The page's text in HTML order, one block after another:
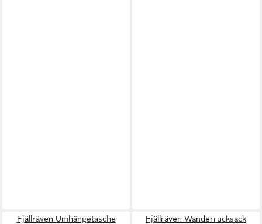
Fjällräven Umhängetasche
Fjällräven Wanderrucksack